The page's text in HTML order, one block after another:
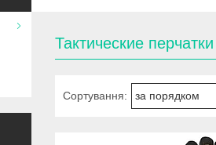
Тактические перчатки